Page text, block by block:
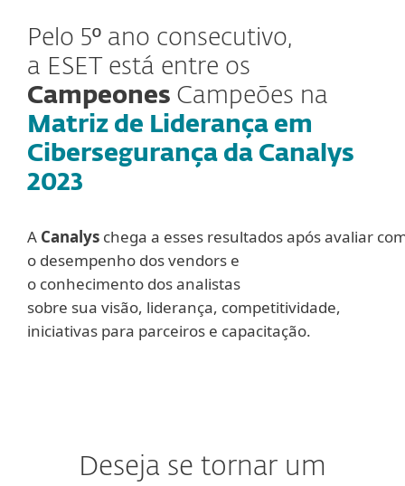
Pelo 5º ano consecutivo,
a ESET está entre os
Campeones Campeões na
Matriz de Liderança em
Cibersegurança da Canalys
2023
A Canalys chega a esses resultados após avaliar
o desempenho dos vendors e
o conhecimento dos analistas
sobre sua visão, liderança, competitividade,
iniciativas para parceiros e capacitação.
Deseja se tornar um